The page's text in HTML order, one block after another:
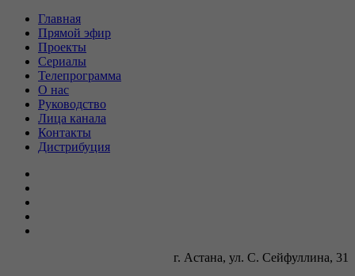
Главная
Прямой эфир
Проекты
Сериалы
Телепрограмма
О нас
Руководство
Лица канала
Контакты
Дистрибуция
г. Астана, ул. С. Сейфуллина, 31